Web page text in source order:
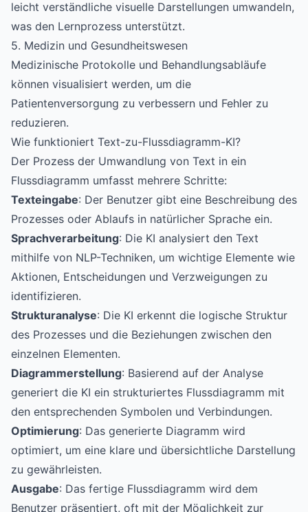
leicht verständliche visuelle Darstellungen umwandeln,
was den Lernprozess unterstützt.
5. Medizin und Gesundheitswesen
Medizinische Protokolle und Behandlungsabläufe
können visualisiert werden, um die
Patientenversorgung zu verbessern und Fehler zu
reduzieren.
Wie funktioniert Text-zu-Flussdiagramm-KI?
Der Prozess der Umwandlung von Text in ein
Flussdiagramm umfasst mehrere Schritte:
Texteingabe: Der Benutzer gibt eine Beschreibung des
Prozesses oder Ablaufs in natürlicher Sprache ein.
Sprachverarbeitung: Die KI analysiert den Text
mithilfe von NLP-Techniken, um wichtige Elemente wie
Aktionen, Entscheidungen und Verzweigungen zu
identifizieren.
Strukturanalyse: Die KI erkennt die logische Struktur
des Prozesses und die Beziehungen zwischen den
einzelnen Elementen.
Diagrammerstellung: Basierend auf der Analyse
generiert die KI ein strukturiertes Flussdiagramm mit
den entsprechenden Symbolen und Verbindungen.
Optimierung: Das generierte Diagramm wird
optimiert, um eine klare und übersichtliche Darstellung
zu gewährleisten.
Ausgabe: Das fertige Flussdiagramm wird dem
Benutzer präsentiert, oft mit der Möglichkeit zur